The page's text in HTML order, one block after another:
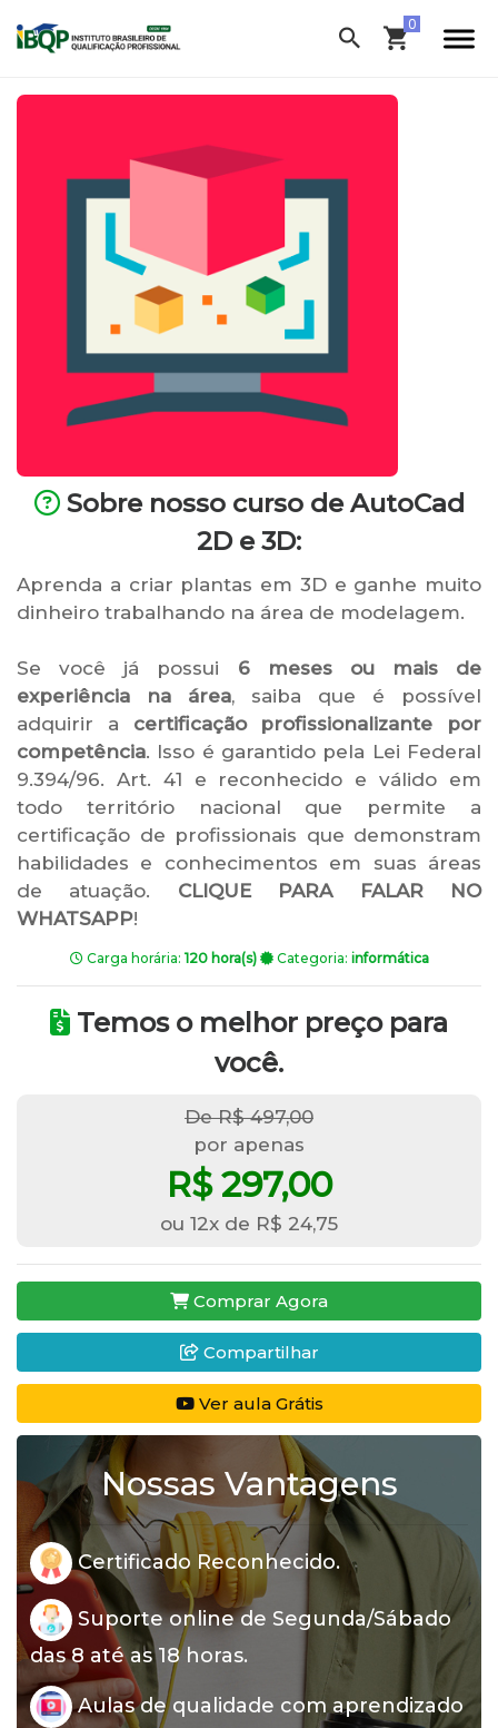
Sobre nosso curso de AutoCad
2D e 3D:
Aprenda a criar plantas em 3D e ganhe muito
dinheiro trabalhando na área de modelagem.
Se você já possui 6 meses ou mais de
experiência na área, saiba que é possível
adquirir a certificação profissionalizante por
competência. Isso é garantido pela Lei Federal
9.394/96. Art. 41 e reconhecido e válido em
todo território nacional que permite a
certificação de profissionais que demonstram
habilidades e conhecimentos em suas áreas
de atuação. CLIQUE PARA FALAR NO
WHATSAPP!
Carga horária: 120 hora(s) Categoria: informática
Temos o melhor preço para
você.
De R$ 497,00
por apenas
R$ 297,00
ou 12x de R$ 24,75
Comprar Agora
Compartilhar
Ver aula Grátis
Nossas Vantagens
Certificado Reconhecido.
Suporte online de Segunda/Sábado
das 8 até as 18 horas.
Aulas de qualidade com aprendizado